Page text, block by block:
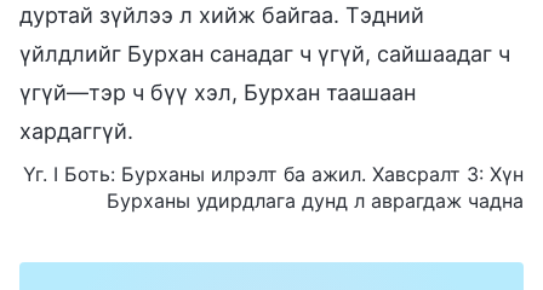
дуртай зүйлээ л хийж байгаа. Тэдний
үйлдлийг Бурхан санадаг ч үгүй, сайшаадаг ч
үгүй—тэр ч бүү хэл, Бурхан таашаан
хардаггүй.
Үг. I Боть: Бурханы илрэлт ба ажил. Хавсралт 3: Хүн
Бурханы удирдлага дунд л аврагдаж чадна